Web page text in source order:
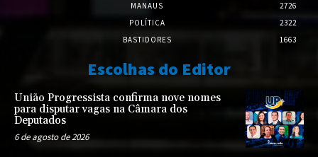
MANAUS
2726
POLÍTICA
2322
BASTIDORES
1663
Escolhas do Editor
União Progressista confirma nove nomes
para disputar vagas na Câmara dos
Deputados
6 de agosto de 2026